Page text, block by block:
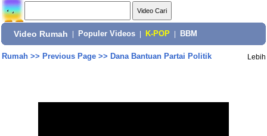
Video Rumah Populer Videos K-POP BBM
Rumah>> Previous Page>> Dana Bantuan Partai Politik Lebih